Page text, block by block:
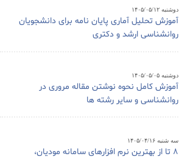
دوشنبه ۱۴۰۵/۰۵/۱۲
آموزش تحلیل آماری پایان نامه برای دانشجویان
روانشناسی ارشد و دکتری
دوشنبه ۱۴۰۵/۰۵/۰۵
آموزش کامل نحوه نوشتن مقاله مروری در
روانشناسی و سایر رشته ها
سه شنبه ۱۴۰۵/۰۴/۱۶
8 تا از بهترین نرم افزارهای سامانه مودیان،